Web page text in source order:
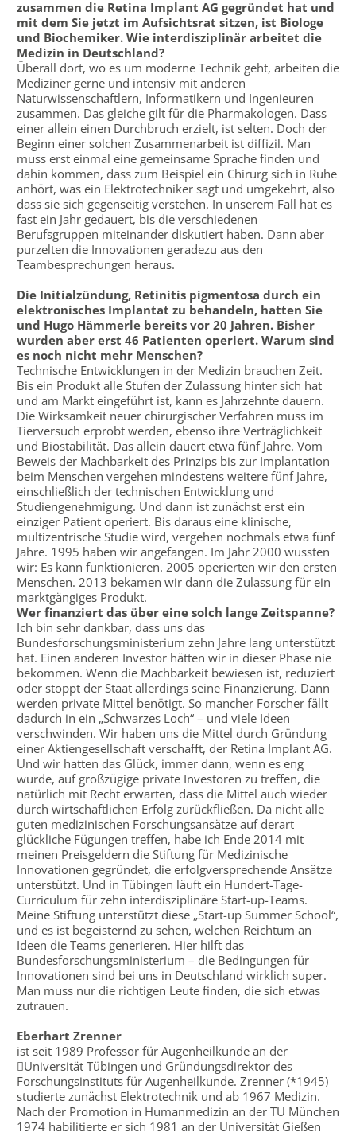
zusammen die Retina Implant AG gegründet hat und
mit dem Sie jetzt im Aufsichtsrat sitzen, ist Biologe
und Biochemiker. Wie interdisziplinär arbeitet die
Medizin in Deutschland?
Überall dort, wo es um moderne Technik geht, arbeiten die
Mediziner gerne und intensiv mit anderen
Naturwissenschaftlern, Informatikern und Ingenieuren
zusammen. Das gleiche gilt für die Pharmakologen. Dass
einer allein einen Durchbruch erzielt, ist selten. Doch der
Beginn einer solchen Zusammenarbeit ist diffizil. Man
muss erst einmal eine gemeinsame Sprache finden und
dahin kommen, dass zum Beispiel ein Chirurg sich in Ruhe
anhört, was ein Elektrotechniker sagt und umgekehrt, also
dass sie sich gegenseitig verstehen. In unserem Fall hat es
fast ein Jahr gedauert, bis die verschiedenen
Berufsgruppen miteinander diskutiert haben. Dann aber
purzelten die Innovationen geradezu aus den
Teambesprechungen heraus.
Die Initialzündung, Retinitis pigmentosa durch ein
elektronisches Implantat zu behandeln, hatten Sie
und Hugo Hämmerle bereits vor 20 Jahren. Bisher
wurden aber erst 46 Patienten operiert. Warum sind
es noch nicht mehr Menschen?
Technische Entwicklungen in der Medizin brauchen Zeit.
Bis ein Produkt alle Stufen der Zulassung hinter sich hat
und am Markt eingeführt ist, kann es Jahrzehnte dauern.
Die Wirksamkeit neuer chirurgischer Verfahren muss im
Tierversuch erprobt werden, ebenso ihre Verträglichkeit
und Biostabilität. Das allein dauert etwa fünf Jahre. Vom
Beweis der Machbarkeit des Prinzips bis zur Implantation
beim Menschen vergehen mindestens weitere fünf Jahre,
einschließlich der technischen Entwicklung und
Studiengenehmigung. Und dann ist zunächst erst ein
einziger Patient operiert. Bis daraus eine klinische,
multizentrische Studie wird, vergehen nochmals etwa fünf
Jahre. 1995 haben wir angefangen. Im Jahr 2000 wussten
wir: Es kann funktionieren. 2005 operierten wir den ersten
Menschen. 2013 bekamen wir dann die Zulassung für ein
marktgängiges Produkt.
Wer finanziert das über eine solch lange Zeitspanne?
Ich bin sehr dankbar, dass uns das
Bundesforschungsministerium zehn Jahre lang unterstützt
hat. Einen anderen Investor hätten wir in dieser Phase nie
bekommen. Wenn die Machbarkeit bewiesen ist, reduziert
oder stoppt der Staat allerdings seine Finanzierung. Dann
werden private Mittel benötigt. So mancher Forscher fällt
dadurch in ein „Schwarzes Loch“ – und viele Ideen
verschwinden. Wir haben uns die Mittel durch Gründung
einer Aktiengesellschaft verschafft, der Retina Implant AG.
Und wir hatten das Glück, immer dann, wenn es eng
wurde, auf großzügige private Investoren zu treffen, die
natürlich mit Recht erwarten, dass die Mittel auch wieder
durch wirtschaftlichen Erfolg zurückfließen. Da nicht alle
guten medizinischen Forschungsansätze auf derart
glückliche Fügungen treffen, habe ich Ende 2014 mit
meinen Preisgeldern die Stiftung für Medizinische
Innovationen gegründet, die erfolgversprechende Ansätze
unterstützt. Und in Tübingen läuft ein Hundert-Tage-
Curriculum für zehn interdisziplinäre Start-up-Teams.
Meine Stiftung unterstützt diese „Start-up Summer School“,
und es ist begeisternd zu sehen, welchen Reichtum an
Ideen die Teams generieren. Hier hilft das
Bundesforschungsministerium – die Bedingungen für
Innovationen sind bei uns in Deutschland wirklich super.
Man muss nur die richtigen Leute finden, die sich etwas
zutrauen.
Eberhart Zrenner
ist seit 1989 Professor für Augenheilkunde an der
Universität Tübingen und Gründungsdirektor des
Forschungsinstituts für Augenheilkunde. Zrenner (*1945)
studierte zunächst Elektrotechnik und ab 1967 Medizin.
Nach der Promotion in Humanmedizin an der TU München
1974 habilitierte er sich 1981 an der Universität Gießen